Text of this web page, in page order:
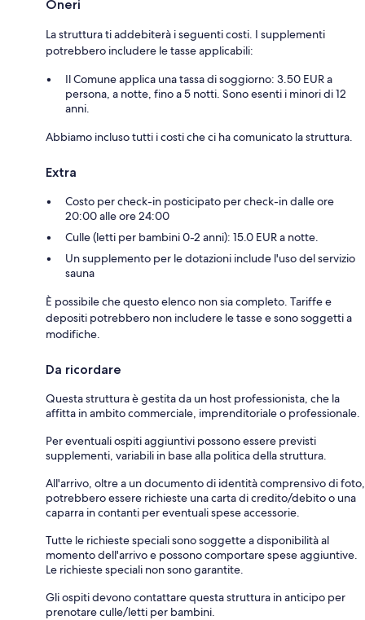
Oneri
La struttura ti addebiterà i seguenti costi. I supplementi
potrebbero includere le tasse applicabili:
Il Comune applica una tassa di soggiorno: 3.50 EUR a
persona, a notte, fino a 5 notti. Sono esenti i minori di 12
anni.
Abbiamo incluso tutti i costi che ci ha comunicato la struttura.
Extra
Costo per check-in posticipato per check-in dalle ore
20:00 alle ore 24:00
Culle (letti per bambini 0-2 anni): 15.0 EUR a notte.
Un supplemento per le dotazioni include l'uso del servizio
sauna
È possibile che questo elenco non sia completo. Tariffe e
depositi potrebbero non includere le tasse e sono soggetti a
modifiche.
Da ricordare
Questa struttura è gestita da un host professionista, che la
affitta in ambito commerciale, imprenditoriale o professionale.
Per eventuali ospiti aggiuntivi possono essere previsti
supplementi, variabili in base alla politica della struttura.
All'arrivo, oltre a un documento di identità comprensivo di foto,
potrebbero essere richieste una carta di credito/debito o una
caparra in contanti per eventuali spese accessorie.
Tutte le richieste speciali sono soggette a disponibilità al
momento dell'arrivo e possono comportare spese aggiuntive.
Le richieste speciali non sono garantite.
Gli ospiti devono contattare questa struttura in anticipo per
prenotare culle/letti per bambini.